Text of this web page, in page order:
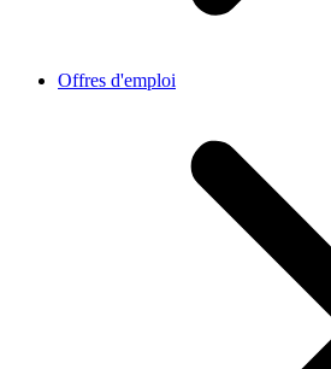
Offres d'emploi